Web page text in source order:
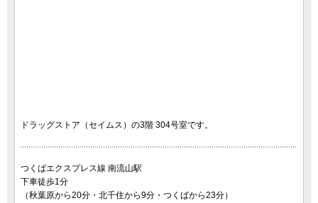
ドラッグストア（セイムス）の3階 304号室です。
つくばエクスプレス線 南流山駅
下車徒歩1分
（秋葉原から20分・北千住から9分・つくばから23分）